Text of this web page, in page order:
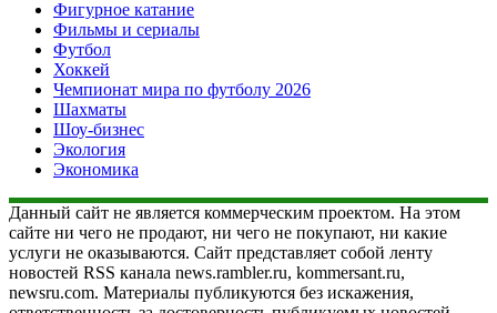
Фигурное катание
Фильмы и сериалы
Футбол
Хоккей
Чемпионат мира по футболу 2026
Шахматы
Шоу-бизнес
Экология
Экономика
Данный сайт не является коммерческим проектом. На этом
сайте ни чего не продают, ни чего не покупают, ни какие
услуги не оказываются. Сайт представляет собой ленту
новостей RSS канала news.rambler.ru, kommersant.ru,
newsru.com. Материалы публикуются без искажения,